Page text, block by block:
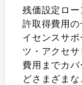
残価設定ロ
許取得費用
イセンスサ
ツ・アクセ
費用までカ
どさまざま